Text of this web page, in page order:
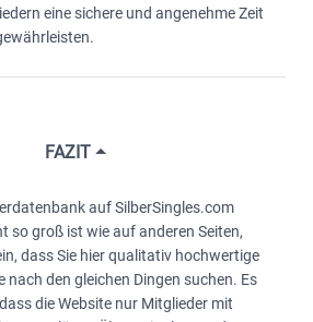
eine sichere und angenehme Zeit
FAZIT
auf SilberSingles.com
so groß ist wie auf anderen Seiten,
dass Sie hier qualitativ hochwertige
nach den gleichen Dingen suchen. Es
die Website nur Mitglieder mit